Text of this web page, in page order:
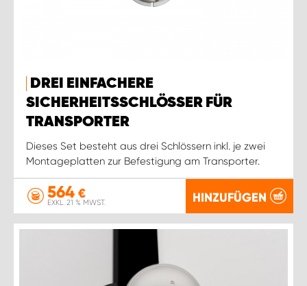
DREI EINFACHERE
SICHERHEITSSCHLÖSSER FÜR
TRANSPORTER
Dieses Set besteht aus drei Schlössern inkl. je zwei
Montageplatten zur Befestigung am Transporter.
564 €
EXKL. 21 % MWST. HINZUFÜGEN